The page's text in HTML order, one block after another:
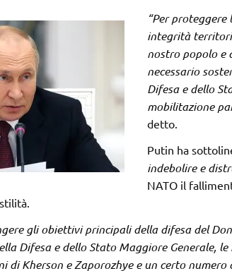
“Per
integrità
nostro popolo e
necessario
Difesa e dello
mobilitazione
detto.
Putin ha
indebolire e
NATO il
gli obiettivi principali della difesa del
Difesa e dello Stato Maggiore Generale,
di Kherson e Zaporozhye e un certo